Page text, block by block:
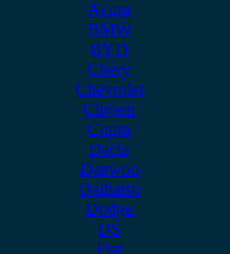
Acura
BMW
BYD
Chery
Chevrolet
Citroen
Cupra
Dacia
Daewoo
Daihatsu
Dodge
DS
Fiat